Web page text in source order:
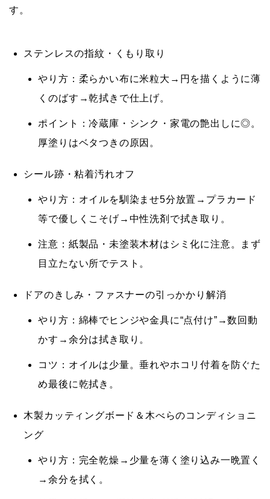
す。
ステンレスの指紋・くもり取り
やり方：柔らかい布に米粒大→円を描くように薄
くのばす→乾拭きで仕上げ。
ポイント：冷蔵庫・シンク・家電の艶出しに◎。
厚塗りはベタつきの原因。
シール跡・粘着汚れオフ
やり方：オイルを馴染ませ5分放置→プラカード
等で優しくこそげ→中性洗剤で拭き取り。
注意：紙製品・未塗装木材はシミ化に注意。まず
目立たない所でテスト。
ドアのきしみ・ファスナーの引っかかり解消
やり方：綿棒でヒンジや金具に“点付け”→数回動
かす→余分は拭き取り。
コツ：オイルは少量。垂れやホコリ付着を防ぐた
め最後に乾拭き。
木製カッティングボード＆木べらのコンディショニ
ング
やり方：完全乾燥→少量を薄く塗り込み一晩置く
→余分を拭く。